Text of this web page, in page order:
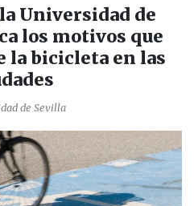
Universidad de
los motivos que
la bicicleta en las
de Sevilla